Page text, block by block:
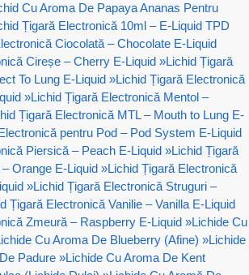
Cu Aroma De Papaya Ananas Pentru
Țigară Electronică 10ml – E-Liquid TPD
Ciocolată – Chocolate E-Liquid
Cireșe – Cherry E-Liquid »Lichid Țigară
To Lung E-Liquid »Lichid Țigară Electronică
»Lichid Țigară Electronică Mentol –
Țigară Electronică MTL – Mouth to Lung E-
pentru Pod – Pod System E-Liquid
Piersică – Peach E-Liquid »Lichid Țigară
Orange E-Liquid »Lichid Țigară Electronică
»Lichid Țigară Electronică Struguri –
Țigară Electronică Vanilie – Vanilla E-Liquid
Zmeură – Raspberry E-Liquid »Lichide Cu
Cu Aroma De Blueberry (Afine) »Lichide
Padure »Lichide Cu Aroma De Kent